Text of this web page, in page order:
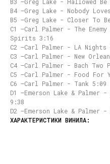
B4 –Greg Lake - Nobody
B5 –Greg Lake - Closer To
C1 –Carl Palmer - The
Spirits 3:16
C2 –Carl Palmer - LA Nights
C3 –Carl Palmer - New
C4 –Carl Palmer - Bach
C5 –Carl Palmer - Food For
C6 –Carl Palmer - Tank 5:09
D1 –Emerson Lake & Palmer -
9:38
D2 –Emerson Lake & Palmer